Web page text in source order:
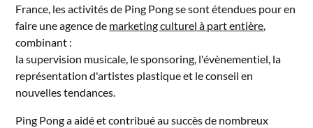
France, les activités de Ping Pong se sont étendues pour en
faire une agence de marketing culturel à part entière,
combinant :
la supervision musicale, le sponsoring, l'évènementiel, la
représentation d'artistes plastique et le conseil en
nouvelles tendances.
Ping Pong a aidé et contribué au succès de nombreux